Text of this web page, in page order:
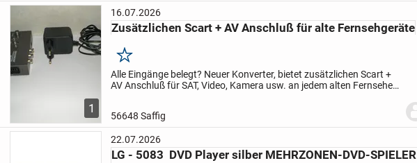
1
16.07.2026
Zusätzlichen Scart + AV Anschluß für alte Fernsehgeräte
Merken
Alle Eingänge belegt? Neuer Konverter, bietet zusätzlichen Scart +
AV Anschluß für SAT, Video, Kamera usw. an jedem alten Fernseher
56648 Saffig
22.07.2026
LG - 5083 DVD Player silber MEHRZONEN-DVD-SPIELER